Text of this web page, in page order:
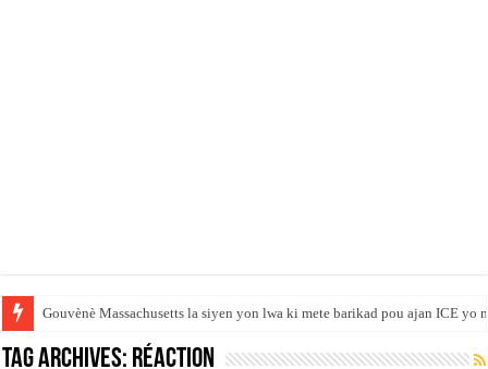
Gouvènè Massachusetts la siyen yon lwa ki mete barikad pou ajan ICE yo
Tag Archives: Réaction